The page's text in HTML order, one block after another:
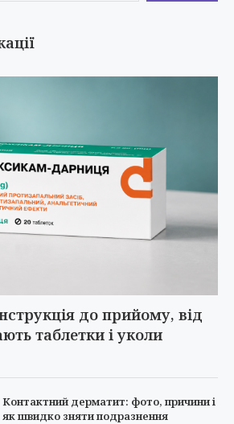
до прийому, від
таблетки і уколи
Контактний дерматит: фото, причини і
як швидко зняти подразнення